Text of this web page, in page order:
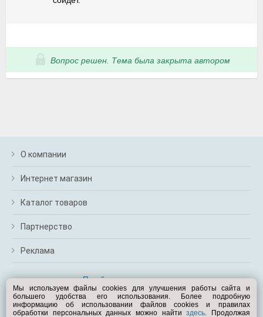
Вопрос решен. Тема была закрыта автором
О компании
Интернет магазин
Каталог товаров
Партнерство
Реклама
Перейти на полную версию
Вам помочь?
Мы используем файлы cookies для улучшения работы сайта и
большего удобства его использования. Более подробную
информацию об использовании файлов cookies и правилах
обработки персональных данных можно найтиздесь. Продолжая